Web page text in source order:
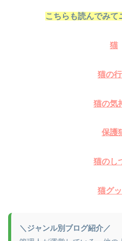
こちらも読んでみ
猫
猫の
猫の気
保護
猫のし
猫グ
＼ジャンル別ブログ紹介／